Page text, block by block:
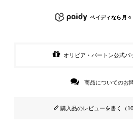
ペイディなら月々
オリビア・バートン公式パ
商品についてのお
購入品のレビューを書く（